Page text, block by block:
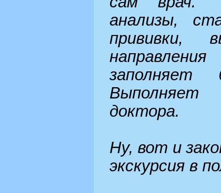
анализы,
прививки,
заполняет
Выполняет
доктора.
Ну, вот и
экскурсия в